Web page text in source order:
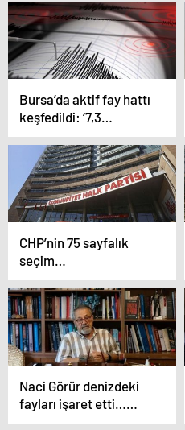
açıklıyor
Bursa’da aktif fay hattı
keşfedildi: ‘7,3
büyüklüğünde deprem
üretebilir’
CHP’nin 75 sayfalık
seçim
beyannamesinde neler
yer alıyor? CHP lideri
Özel: ‘Seçim çıkışın ilk
adımı’
Naci Görür denizdeki
fayları işaret etti…
Marmara Bölgesi’ni